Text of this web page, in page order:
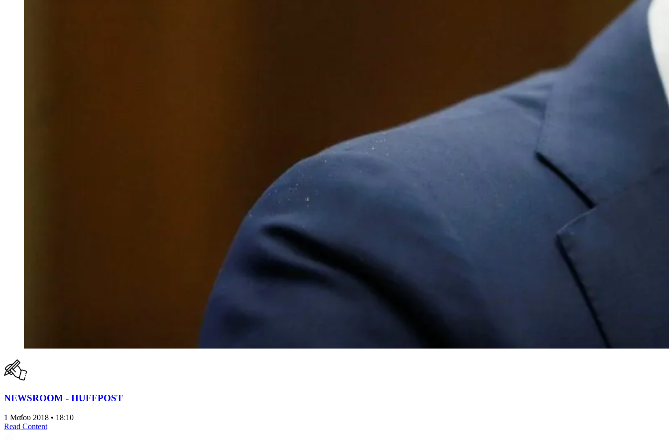
NEWSROOM - HUFFPOST
1 Μαΐου 2018 • 18:10
Read Content